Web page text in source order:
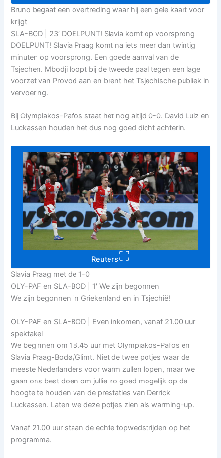
Bruno begaat een overtreding waar hij een gele kaart voor
krijgt
SLA-BOD | 23′ DOELPUNT! Slavia komt op voorsprong
DOELPUNT! Slavia Praag komt na iets meer dan twintig
minuten op voorsprong. Een goede aanval van de
Tsjechen. Mbodji loopt bij de tweede paal tegen een lage
voorzet van Provod aan en brent het Tsjechische publiek in
vervoering.
Bij Olympiakos-Pafos staat het nog altijd 0-0. David Luiz en
Luckassen houden het dus nog goed dicht achterin.
Reuters
Slavia Praag met de 1-0
OLY-PAF en SLA-BOD | 1′ We zijn begonnen
We zijn begonnen in Griekenland en in Tsjechië!
OLY-PAF en SLA-BOD | Even inkomen, vanaf 21.00 uur
spektakel
We beginnen om 18.45 uur met Olympiakos-Pafos en
Slavia Praag-Bodø/Glimt. Niet de twee potjes waar de
meeste Nederlanders voor warm zullen lopen, maar we
gaan ons best doen om jullie zo goed mogelijk op de
hoogte te houden van de prestaties van Derrick
Luckassen. Laten we deze potjes zien als warming-up.
Vanaf 21.00 uur staan de echte topwedstrijden op het
programma.